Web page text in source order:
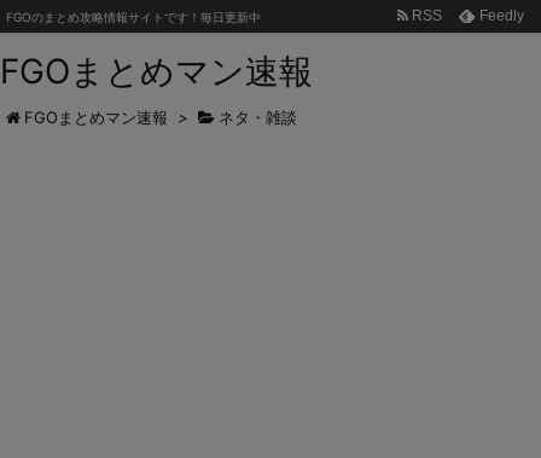
FGOまとめマン速報
FGOのまとめ攻略情報サイトです！毎日更新中 RSS Feedly
FGOまとめマン速報 > ネタ・雑談